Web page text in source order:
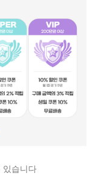
있습니다